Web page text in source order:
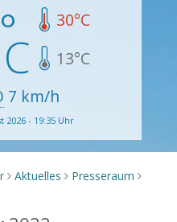
30°C
13°C
7 km/h
2026 - 19:35 Uhr
> Aktuelles > Presseraum >